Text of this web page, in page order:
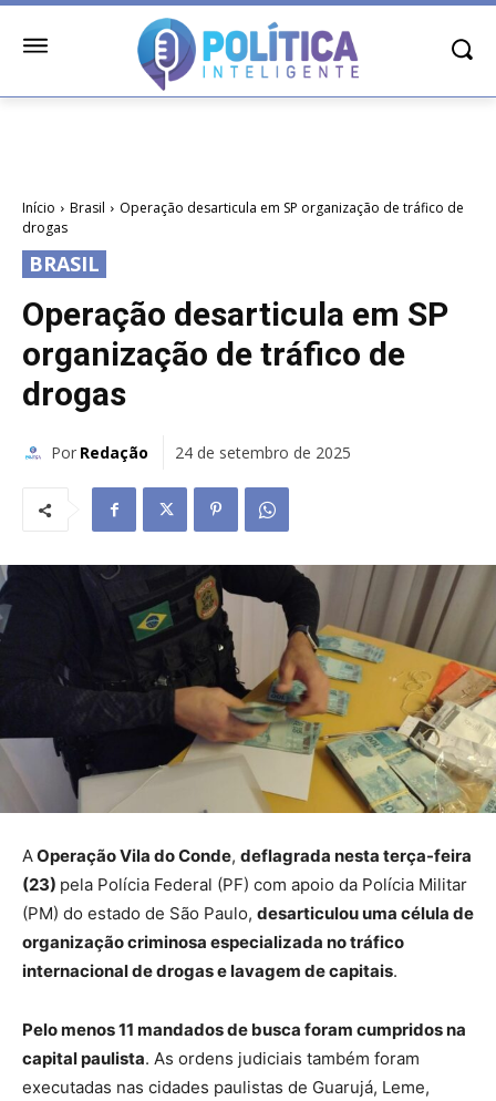
Início Brasil
Operação desarticula em SP organização de tráfico de
drogas
BRASIL
Operação desarticula em SP
organização de tráfico de
drogas
Por Redação 24 de setembro de 2025
AOperação Vila do Conde, deflagrada nesta terça-feira
(23) pela Polícia Federal (PF) com apoio da Polícia Militar
(PM) do estado de São Paulo, desarticulou uma célula de
organização criminosa especializada no tráfico
internacional de drogas e lavagem de capitais.
Pelo menos 11 mandados de busca foram cumpridos na
capital paulista. As ordens judiciais também foram
executadas nas cidades paulistas de Guarujá, Leme,